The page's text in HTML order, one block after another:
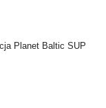
Planet Baltic SUP